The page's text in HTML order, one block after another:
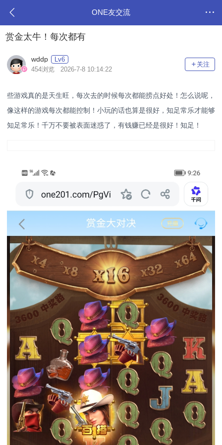
ONE友交流
赏金太牛！每次都有
wddp
Lv6
454浏览 2026-7-8 10:14:22
关注
些游戏真的是天生旺，每次去的时候每次都能捞点好处！怎么说呢，
像这样的游戏每次都能控制！小玩的话也算是很好，知足常乐才能够
知足常乐！千万不要被表面迷惑了，有钱赚已经是很好！知足！